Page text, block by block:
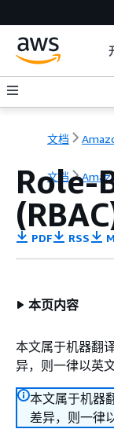
文档
文档
Role-
PDF RSS
本页内容
本文属于机器翻
异，则一律以英
本文属于机器
差异，则一律